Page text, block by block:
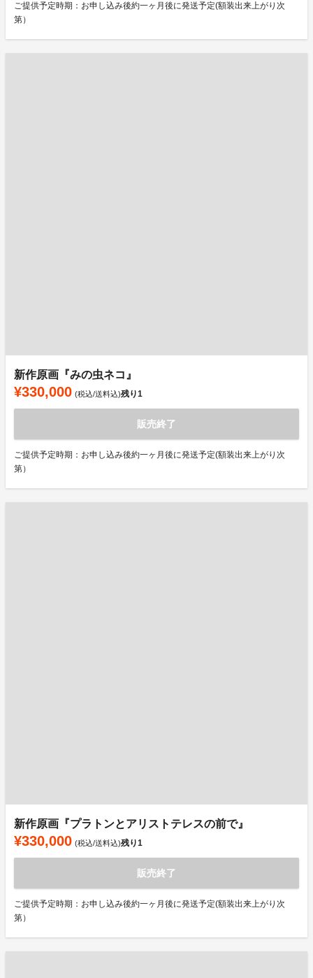
ご提供予定時期：お申し込み後約一ヶ月後に発送予定(額装出来上がり次
第）
新作原画『みの虫ネコ』
¥330,000 (税込/送料込)残り1
販売終了
ご提供予定時期：お申し込み後約一ヶ月後に発送予定(額装出来上がり次
第）
新作原画『プラトンとアリストテレスの前で』
¥330,000 (税込/送料込)残り1
販売終了
ご提供予定時期：お申し込み後約一ヶ月後に発送予定(額装出来上がり次
第）